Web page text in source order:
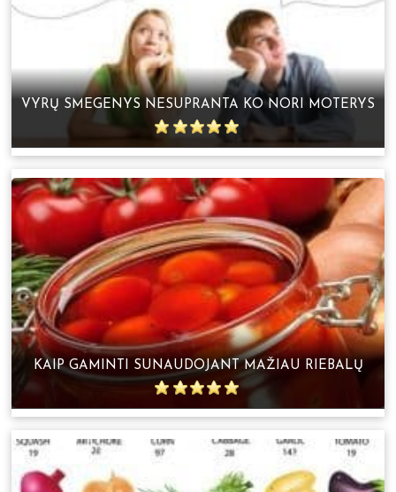
VYRŲ SMEGENYS NESUPRANTA KO NORI MOTERYS
KAIP GAMINTI SUNAUDOJANT MAŽIAU RIEBALŲ